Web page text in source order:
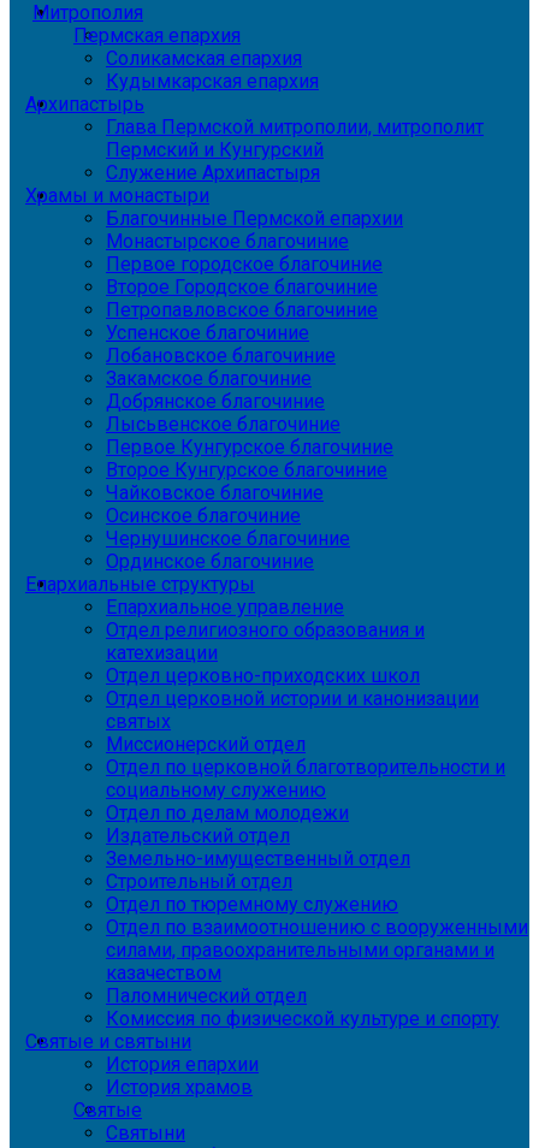
Митрополия
Пермская епархия
Соликамская епархия
Кудымкарская епархия
Архипастырь
Глава Пермской митрополии, митрополит
Пермский и Кунгурский
Служение Архипастыря
Храмы и монастыри
Благочинные Пермской епархии
Монастырское благочиние
Первое городское благочиние
Второе Городское благочиние
Петропавловское благочиние
Успенское благочиние
Лобановское благочиние
Закамское благочиние
Добрянское благочиние
Лысьвенское благочиние
Первое Кунгурское благочиние
Второе Кунгурское благочиние
Чайковское благочиние
Осинское благочиние
Чернушинское благочиние
Ординское благочиние
Епархиальные структуры
Епархиальное управление
Отдел религиозного образования и
катехизации
Отдел церковно-приходских школ
Отдел церковной истории и канонизации
святых
Миссионерский отдел
Отдел по церковной благотворительности и
социальному служению
Отдел по делам молодежи
Издательский отдел
Земельно-имущественный отдел
Строительный отдел
Отдел по тюремному служению
Отдел по взаимоотношению с вооруженными
силами, правоохранительными органами и
казачеством
Паломнический отдел
Комиссия по физической культуре и спорту
Святые и святыни
История епархии
История храмов
Святые
Святыни